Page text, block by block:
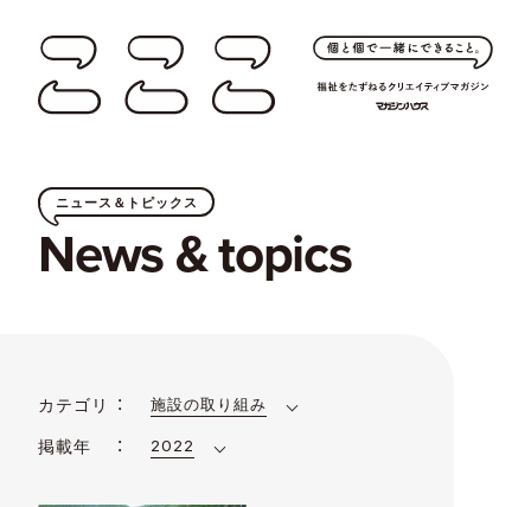
ニュース＆トピックス
News & topics
カテゴリ 施設の取り組み
掲載年 2022